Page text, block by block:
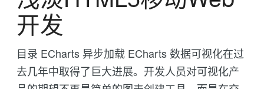
开发
目录 ECharts 异步加载 ECharts 数据可视化在过
去几年中取得了巨大进展。开发人员对可视化产